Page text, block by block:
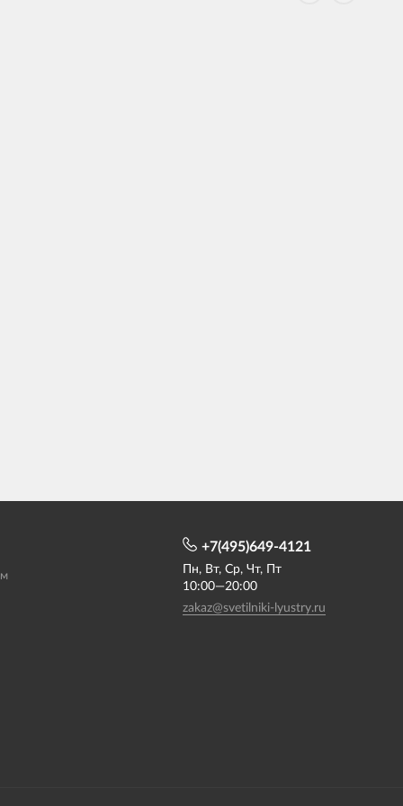
+7(495)649-4121
Пн, Вт, Ср, Чт, Пт
10:00—20:00
zakaz@svetilniki-lyustry.ru